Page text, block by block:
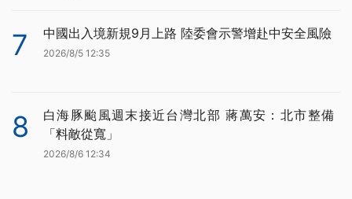
7 中國出入境新規9月上路 陸委會示警增赴中安全風險
2026/8/5 12:35
8
白海豚颱風週末接近台灣北部 蔣萬安：北市整備
「料敵從寬」
2026/8/6 12:34